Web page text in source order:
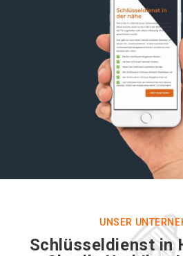
UNSER
Schlüsseldienst in